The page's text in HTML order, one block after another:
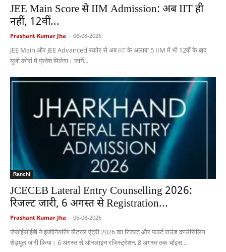
JEE Main Score से IIM Admission: अब IIT ही
नहीं, 12वीं...
Prashant Kumar Jha - 06-08-2026
JEE Main और JEE Advanced स्कोर से अब IIT के अलावा 5 IIM में भी 12वीं के बाद
यूजी कोर्स में प्रवेश मिलेगा। जानें...
Ranchi
JCECEB Lateral Entry Counselling 2026:
रिजल्ट जारी, 6 अगस्त से Registration...
Prashant Kumar Jha - 06-08-2026
जेसीईसीईबी ने इंजीनियरिंग लैटरल एंट्री 2026 का रिजल्ट और फर्स्ट राउंड काउंसिलिंग
शेड्यूल जारी किया। 6 अगस्त से ऑनलाइन रजिस्ट्रेशन, 8 अगस्त तक चॉइस...